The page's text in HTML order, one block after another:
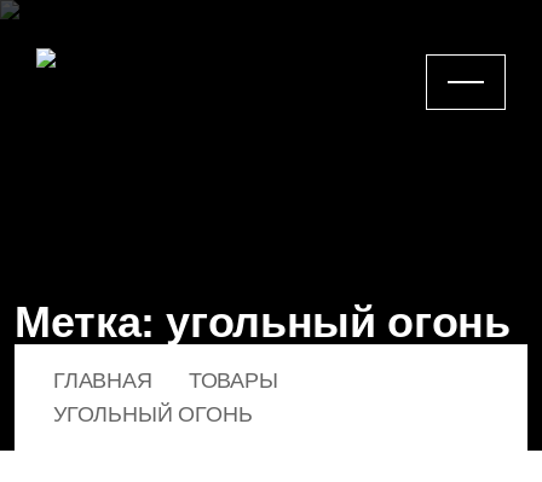
Метка:угольный огонь
ГЛАВНАЯ
ТОВАРЫ
УГОЛЬНЫЙ ОГОНЬ